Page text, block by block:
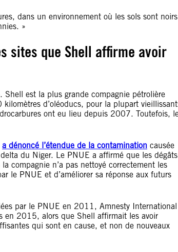
dans un environnement où les sols sont noirs
»
sites que Shell affirme avoir
est la plus grande compagnie pétrolière
kilomètres d’oléoducs, pour la plupart
ont eu lieu depuis 2007. Toutefois,
a dénoncé l’étendue de la contamination causée
du Niger. Le PNUE a affirmé que les dégâts
compagnie n’a pas nettoyé correctement les
le PNUE et d’améliorer sa réponse aux futurs
par le PNUE en 2011, Amnesty International
en 2015, alors que Shell affirmait les avoir
qui sont en cause, et non de nouveaux